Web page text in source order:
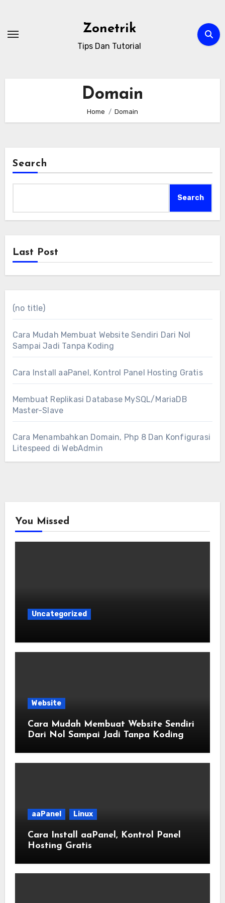
content
Zonetrik
Tips Dan Tutorial
Domain
Home Domain
Search
Search
Last Post
(no title)
Cara Mudah Membuat Website Sendiri Dari Nol
Sampai Jadi Tanpa Koding
Cara Install aaPanel, Kontrol Panel Hosting Gratis
Membuat Replikasi Database MySQL/MariaDB
Master-Slave
Cara Menambahkan Domain, Php 8 Dan Konfigurasi
Litespeed di WebAdmin
You Missed
Uncategorized
Website
Cara Mudah Membuat Website Sendiri
Dari Nol Sampai Jadi Tanpa Koding
aaPanel Linux
Cara Install aaPanel, Kontrol Panel
Hosting Gratis